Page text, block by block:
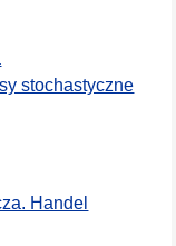
stochastyczne
Handel